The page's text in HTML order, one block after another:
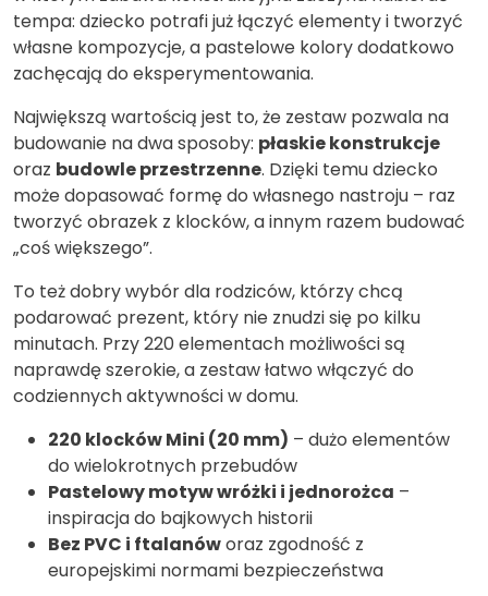
tempa: dziecko potrafi już łączyć elementy i tworzyć
własne kompozycje, a pastelowe kolory dodatkowo
zachęcają do eksperymentowania.
Największą wartością jest to, że zestaw pozwala na
budowanie na dwa sposoby: płaskie konstrukcje
oraz budowle przestrzenne. Dzięki temu dziecko
może dopasować formę do własnego nastroju – raz
tworzyć obrazek z klocków, a innym razem budować
„coś większego”.
To też dobry wybór dla rodziców, którzy chcą
podarować prezent, który nie znudzi się po kilku
minutach. Przy 220 elementach możliwości są
naprawdę szerokie, a zestaw łatwo włączyć do
codziennych aktywności w domu.
220 klocków Mini (20 mm) – dużo elementów
do wielokrotnych przebudów
Pastelowy motyw wróżki i jednorożca –
inspiracja do bajkowych historii
Bez PVC i ftalanóworaz zgodność z
europejskimi normami bezpieczeństwa